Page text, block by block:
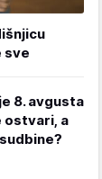
sve
8. avgusta
ostvari, a